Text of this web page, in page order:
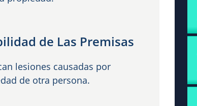
de Las Premisas
lesiones causadas por
de otra persona.